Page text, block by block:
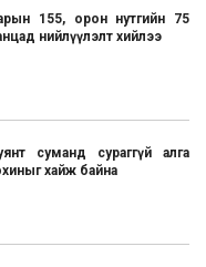
155, орон нутгийн 75
нийлүүлэлт хийлээ
суманд сураггүй алга
хайж байна